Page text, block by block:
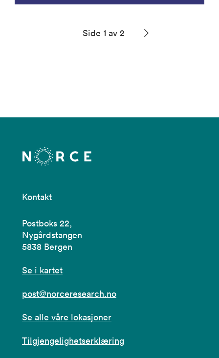
Side 1 av 2
Kontakt
Postboks 22,
Nygårdstangen
5838 Bergen
Se i kartet
post@norceresearch.no
Se alle våre lokasjoner
Tilgjengelighetserklæring